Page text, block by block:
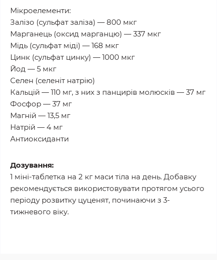
Мікроелементи:
Залізо (сульфат заліза) — 800 мкг
Марганець (оксид марганцю) — 337 мкг
Мідь (сульфат міді) — 168 мкг
Цинк (сульфат цинку) — 1000 мкг
Йод — 5 мкг
Селен (селеніт натрію)
Кальцій — 110 мг, з них з панцирів молюсків — 37 мг
Фосфор — 37 мг
Магній — 13,5 мг
Натрій — 4 мг
Антиоксиданти
Дозування:
1 міні-таблетка на 2 кг маси тіла на день. Добавку
рекомендується використовувати протягом усього
періоду розвитку цуценят, починаючи з 3-
тижневого віку.